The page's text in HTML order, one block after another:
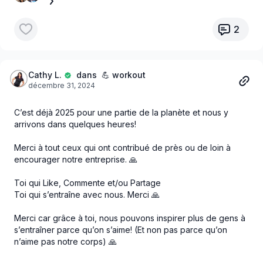
2
Cathy L. dans 💪 workout
décembre 31, 2024
C’est déjà 2025 pour une partie de la planète et nous y
arrivons dans quelques heures!
Merci à tout ceux qui ont contribué de près ou de loin à
encourager notre entreprise. 🙏
Toi qui Like, Commente et/ou Partage
Toi qui s’entraîne avec nous. Merci 🙏
Merci car grâce à toi, nous pouvons inspirer plus de gens à
s’entraîner parce qu’on s’aime! (Et non pas parce qu’on
n’aime pas notre corps) 🙏